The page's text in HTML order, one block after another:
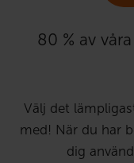
80 % av
Välj det
med! När du har
dig